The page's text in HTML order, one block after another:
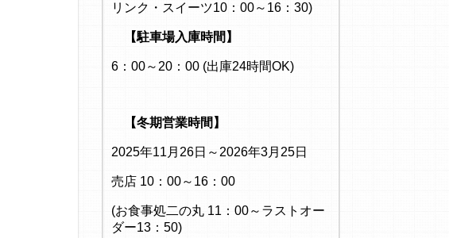
リンク・スイーツ10：00～16：30)
【駐車場入庫時間】
6：00～20：00 (出庫24時間OK)
【冬期営業時間】
2025年11月26日～2026年3月25日
売店 10：00～16：00
(お食事処二の丸 11：00～ラストオー
ダー13：50)